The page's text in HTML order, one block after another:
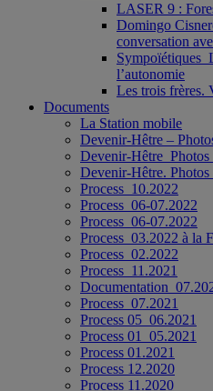
LASER 9 :
Domingo
conversation
l’autonomie
Les trois frères.
Documents
La Station mobile
Devenir-Hêtre –
Devenir-
Devenir-Hêtre.
Process_10.2022
Process_06-07.2022
Process_06-07.2022
Process_03.2022 à la
Process_02.2022
Process_11.2021
Process_07.2021
Process 05_06.2021
Process 01_05.2021
Process 01.2021
Process 12.2020
Process 11.2020